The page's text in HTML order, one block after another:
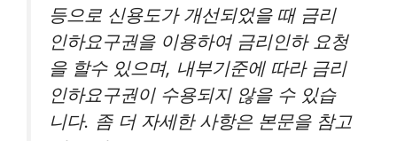
등으로 신용도가 개선되었을 때 금리
인하요구권을 이용하여 금리인하 요청
을 할수 있으며, 내부기준에 따라 금리
인하요구권이 수용되지 않을 수 있습
니다. 좀 더 자세한 사항은 본문을 참고